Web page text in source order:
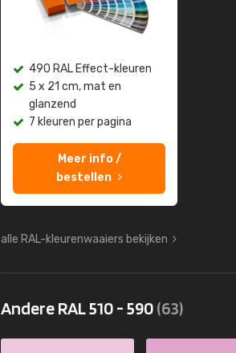
490 RAL Effect-kleuren
5 x 21 cm, mat en
glanzend
7 kleuren per pagina
Meer info /
bestellen
alle RAL-kleurenwaaiers bekijken
Andere RAL 510 - 590(63)